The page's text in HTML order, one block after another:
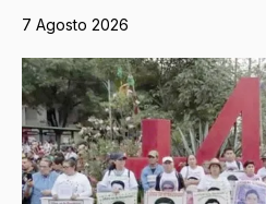
7 Agosto 2026